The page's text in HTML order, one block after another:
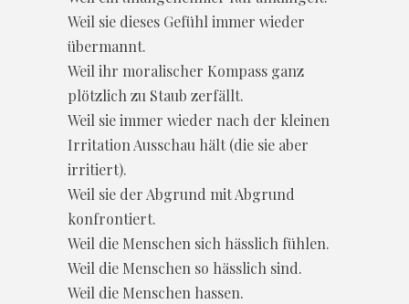
Weil sie dieses Gefühl immer wieder
übermannt.
Weil ihr moralischer Kompass ganz
plötzlich zu Staub zerfällt.
Weil sie immer wieder nach der kleinen
Irritation Ausschau hält (die sie aber
irritiert).
Weil sie der Abgrund mit Abgrund
konfrontiert.
Weil die Menschen sich hässlich fühlen.
Weil die Menschen so hässlich sind.
Weil die Menschen hassen.